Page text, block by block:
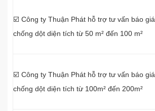
☑️ Công ty Thuận Phát hỗ trợ tư vấn báo giá
chống dột diện tích từ 50 m² đến 100 m²
☑️ Công ty Thuận Phát hỗ trợ tư vấn báo giá
chống dột diện tích từ 100m² đến 200m²